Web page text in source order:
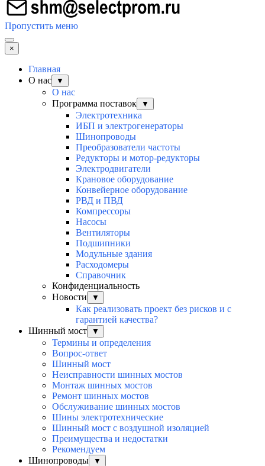
Пропустить меню
×
Главная
О нас
▼
О нас
Программа поставок
▼
Электротехника
ИБП и электрогенераторы
Шинопроводы
Преобразователи частоты
Редукторы и мотор-редукторы
Электродвигатели
Крановое оборудование
Конвейерное оборудование
РВД и ПВД
Компрессоры
Насосы
Вентиляторы
Подшипники
Модульные здания
Расходомеры
Справочник
Конфиденциальность
Новости
▼
Как реализовать проект без рисков и с
гарантией качества?
Шинный мост
▼
Термины и определения
Вопрос-ответ
Шинный мост
Неисправности шинных мостов
Монтаж шинных мостов
Ремонт шинных мостов
Обслуживание шинных мостов
Шины электротехнические
Шинный мост с воздушной изоляцией
Преимущества и недостатки
Рекомендуем
Шинопроводы
▼